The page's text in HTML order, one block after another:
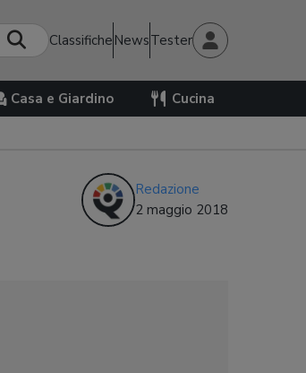
Classifiche NewsTester
Casa e Giardino Cucina
Redazione
2 maggio 2018